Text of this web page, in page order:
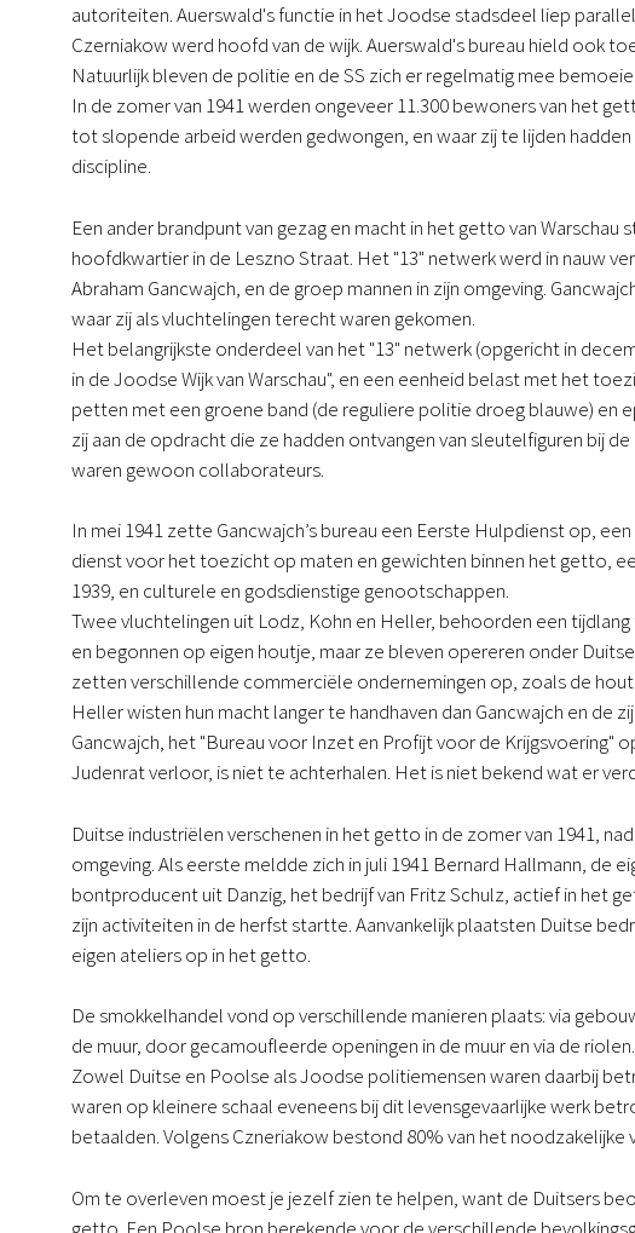
autoriteiten. Auerswald's functie in het Joodse stadsdeel liep
Czerniakow werd hoofd van de wijk. Auerswald's bureau hield ook
Natuurlijk bleven de politie en de SS zich er regelmatig mee
In de zomer van 1941 werden ongeveer 11.300 bewoners van het
tot slopende arbeid werden gedwongen, en waar zij te lijden
discipline.
Een ander brandpunt van gezag en macht in het getto van
hoofdkwartier in de Leszno Straat. Het "13" netwerk werd in nauw
Abraham Gancwajch, en de groep mannen in zijn omgeving.
waar zij als vluchtelingen terecht waren gekomen.
Het belangrijkste onderdeel van het "13" netwerk (opgericht in
in de Joodse Wijk van Warschau", en een eenheid belast met het
petten met een groene band (de reguliere politie droeg blauwe) en
zij aan de opdracht die ze hadden ontvangen van sleutelfiguren bij
waren gewoon collaborateurs.
In mei 1941 zette Gancwajch’s bureau een Eerste Hulpdienst op,
dienst voor het toezicht op maten en gewichten binnen het getto,
1939, en culturele en godsdienstige genootschappen.
Twee vluchtelingen uit Lodz, Kohn en Heller, behoorden een
en begonnen op eigen houtje, maar ze bleven opereren onder
zetten verschillende commerciële ondernemingen op, zoals de
Heller wisten hun macht langer te handhaven dan Gancwajch en de
Gancwajch, het "Bureau voor Inzet en Profijt voor de Krijgsvoering"
Judenrat verloor, is niet te achterhalen. Het is niet bekend wat er
Duitse industriëlen verschenen in het getto in de zomer van 1941,
omgeving. Als eerste meldde zich in juli 1941 Bernard Hallmann, de
bontproducent uit Danzig, het bedrijf van Fritz Schulz, actief in het
zijn activiteiten in de herfst startte. Aanvankelijk plaatsten Duitse
eigen ateliers op in het getto.
De smokkelhandel vond op verschillende manieren plaats: via
de muur, door gecamoufleerde openingen in de muur en via de
Zowel Duitse en Poolse als Joodse politiemensen waren daarbij
waren op kleinere schaal eveneens bij dit levensgevaarlijke werk
betaalden. Volgens Czneriakow bestond 80% van het
Om te overleven moest je jezelf zien te helpen, want de Duitsers